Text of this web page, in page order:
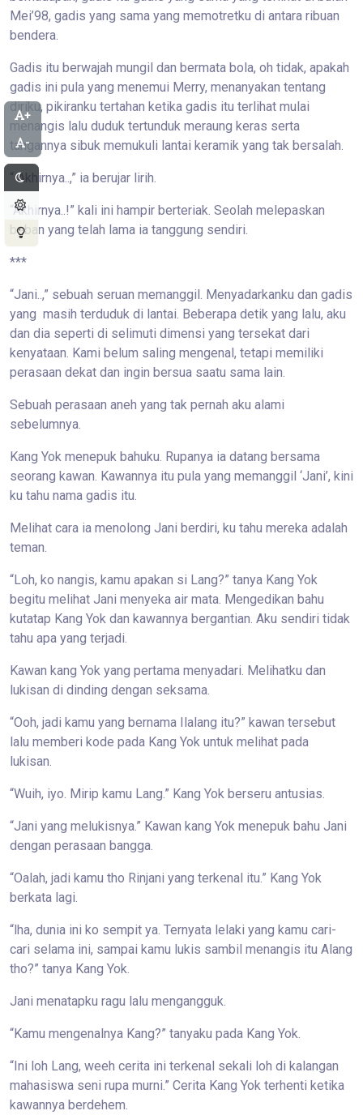
Mei’98, gadis yang sama yang memotretku di antara ribuan
bendera.
Gadis itu berwajah mungil dan bermata bola, oh tidak, apakah
gadis ini pula yang menemui Merry, menanyakan tentang
diriku, pikiranku tertahan ketika gadis itu terlihat mulai
menangis lalu duduk tertunduk meraung keras serta
tangannya sibuk memukuli lantai keramik yang tak bersalah.
“ Akhirnya..,” ia berujar lirih.
“Akhirnya..!” kali ini hampir berteriak. Seolah melepaskan
beban yang telah lama ia tanggung sendiri.
***
“Jani..,” sebuah seruan memanggil. Menyadarkanku dan gadis
yang masih terduduk di lantai. Beberapa detik yang lalu, aku
dan dia seperti di selimuti dimensi yang tersekat dari
kenyataan. Kami belum saling mengenal, tetapi memiliki
perasaan dekat dan ingin bersua saatu sama lain.
Sebuah perasaan aneh yang tak pernah aku alami
sebelumnya.
Kang Yok menepuk bahuku. Rupanya ia datang bersama
seorang kawan. Kawannya itu pula yang memanggil ‘Jani’, kini
ku tahu nama gadis itu.
Melihat cara ia menolong Jani berdiri, ku tahu mereka adalah
teman.
“Loh, ko nangis, kamu apakan si Lang?” tanya Kang Yok
begitu melihat Jani menyeka air mata. Mengedikan bahu
kutatap Kang Yok dan kawannya bergantian. Aku sendiri tidak
tahu apa yang terjadi.
Kawan kang Yok yang pertama menyadari. Melihatku dan
lukisan di dinding dengan seksama.
“Ooh, jadi kamu yang bernama Ilalang itu?” kawan tersebut
lalu memberi kode pada Kang Yok untuk melihat pada
lukisan.
“Wuih, iyo. Mirip kamu Lang.” Kang Yok berseru antusias.
“Jani yang melukisnya.” Kawan kang Yok menepuk bahu Jani
dengan perasaan bangga.
“Oalah, jadi kamu tho Rinjani yang terkenal itu.” Kang Yok
berkata lagi.
“lha, dunia ini ko sempit ya. Ternyata lelaki yang kamu cari-
cari selama ini, sampai kamu lukis sambil menangis itu Alang
tho?” tanya Kang Yok.
Jani menatapku ragu lalu mengangguk.
“Kamu mengenalnya Kang?” tanyaku pada Kang Yok.
“Ini loh Lang, weeh cerita ini terkenal sekali loh di kalangan
mahasiswa seni rupa murni.” Cerita Kang Yok terhenti ketika
kawannya berdehem.
+
-